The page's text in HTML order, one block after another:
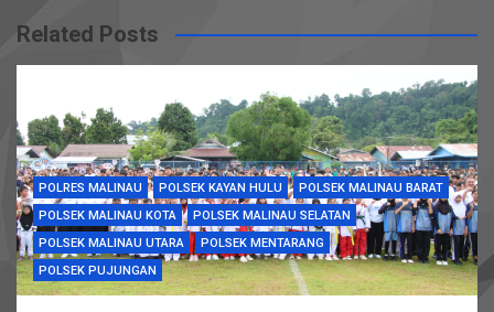
Related Posts
POLRES MALINAU POLSEK KAYAN HULU
POLSEK MALINAU BARAT
POLSEK MALINAU KOTA
POLSEK MALINAU SELATAN
POLSEK MALINAU UTARA
POLSEK MENTARANG
POLSEK PUJUNGAN